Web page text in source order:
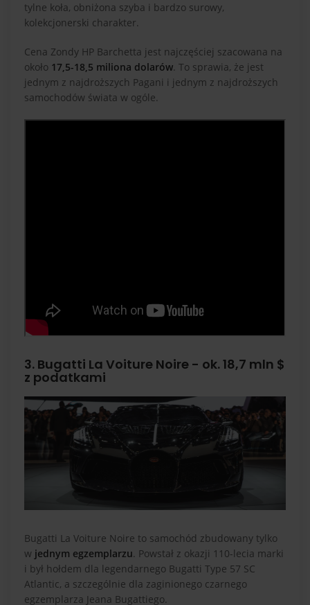
tylne koła, obniżona szyba i bardzo surowy,
kolekcjonerski charakter.
Cena Zondy HP Barchetta jest najczęściej szacowana na
około 17,5-18,5 miliona dolarów. To sprawia, że jest
jednym z najdroższych Pagani i jednym z najdroższych
samochodów świata w ogóle.
3. Bugatti La Voiture Noire - ok. 18,7 mln $
z podatkami
Bugatti La Voiture Noire to samochód zbudowany tylko
w jednym egzemplarzu. Powstał z okazji 110-lecia marki
i był hołdem dla legendarnego Bugatti Type 57 SC
Atlantic, a szczególnie dla zaginionego czarnego
egzemplarza Jeana Bugattiego.